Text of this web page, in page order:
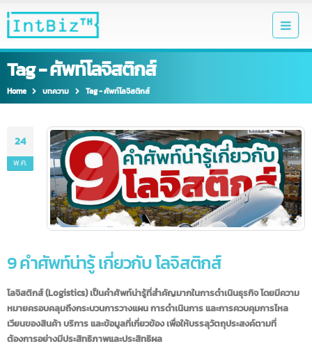
Tag - ศัพท์โลจิสติกส์
Home บทความ Tag -ศัพท์โลจิสติกส์
24
พ.ค.
9 คำศัพท์น่ารู้ เกี่ยวกับ โลจิสติกส์
โลจิสติกส์ (Logistics) เป็นคำศัพท์น่ารู้ที่สำคัญมากในการดำเนินธุรกิจ โดยมีควา
หมายครอบคลุมถึงกระบวนการวางแผน การดำเนินการ และการควบคุมการไหล
เวียนของสินค้า บริการ และข้อมูลที่เกี่ยวข้อง เพื่อให้บรรลุวัตถุประสงค์ตามที่